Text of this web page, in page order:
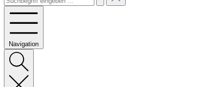
Navigation